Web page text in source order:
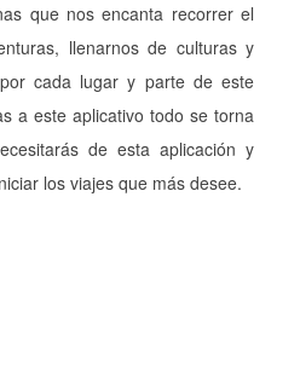
que nos encanta recorrer el
llenarnos de culturas y
cada lugar y parte de este
a este aplicativo todo se torna
de esta aplicación y
los viajes que más desee.